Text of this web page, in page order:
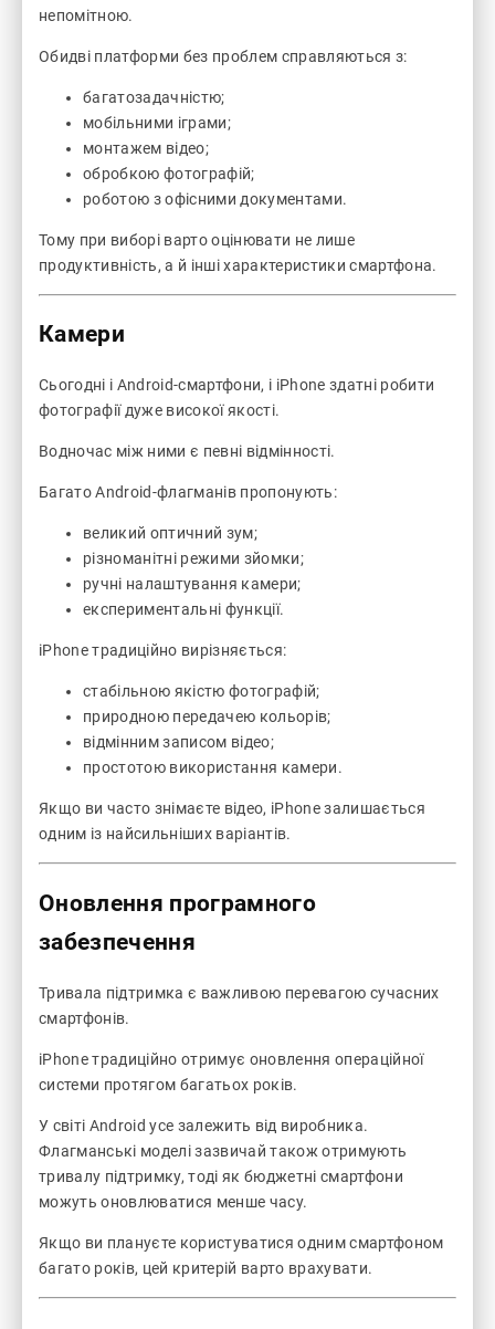
непомітною.
Обидві платформи без проблем справляються з:
багатозадачністю;
мобільними іграми;
монтажем відео;
обробкою фотографій;
роботою з офісними документами.
Тому при виборі варто оцінювати не лише
продуктивність, а й інші характеристики смартфона.
Камери
Сьогодні і Android-смартфони, і iPhone здатні робити
фотографії дуже високої якості.
Водночас між ними є певні відмінності.
Багато Android-флагманів пропонують:
великий оптичний зум;
різноманітні режими зйомки;
ручні налаштування камери;
експериментальні функції.
iPhone традиційно вирізняється:
стабільною якістю фотографій;
природною передачею кольорів;
відмінним записом відео;
простотою використання камери.
Якщо ви часто знімаєте відео, iPhone залишається
одним із найсильніших варіантів.
Оновлення програмного
забезпечення
Тривала підтримка є важливою перевагою сучасних
смартфонів.
iPhone традиційно отримує оновлення операційної
системи протягом багатьох років.
У світі Android усе залежить від виробника.
Флагманські моделі зазвичай також отримують
тривалу підтримку, тоді як бюджетні смартфони
можуть оновлюватися менше часу.
Якщо ви плануєте користуватися одним смартфоном
багато років, цей критерій варто врахувати.